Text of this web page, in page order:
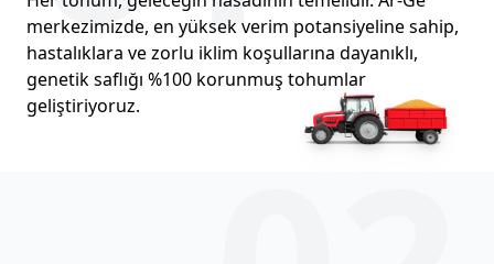
merkezimizde, en yüksek verim potansiyeline sahip,
hastalıklara ve zorlu iklim koşullarına dayanıklı,
genetik saflığı %100 korunmuş tohumlar
geliştiriyoruz.